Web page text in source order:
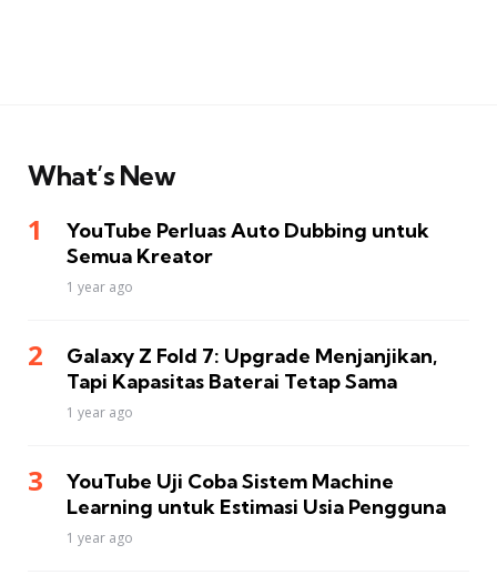
What’s New
YouTube Perluas Auto Dubbing untuk
Semua Kreator
1 year ago
Galaxy Z Fold 7: Upgrade Menjanjikan,
Tapi Kapasitas Baterai Tetap Sama
1 year ago
YouTube Uji Coba Sistem Machine
Learning untuk Estimasi Usia Pengguna
1 year ago